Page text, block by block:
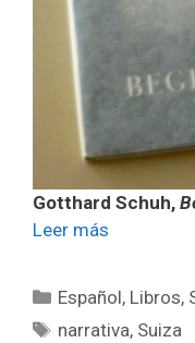
Gotthard Schuh,
Leer más
Categorías
Español, Libros,
Etiquetas
narrativa, Suiza